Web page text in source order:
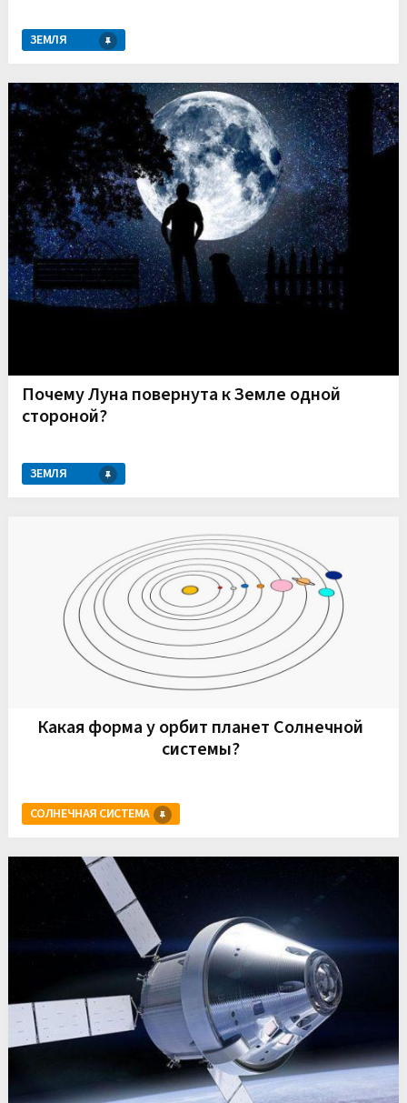
ЗЕМЛЯ
Почему Луна повернута к Земле одной
стороной?
ЗЕМЛЯ
Какая форма у орбит планет Солнечной
системы?
СОЛНЕЧНАЯ СИСТЕМА